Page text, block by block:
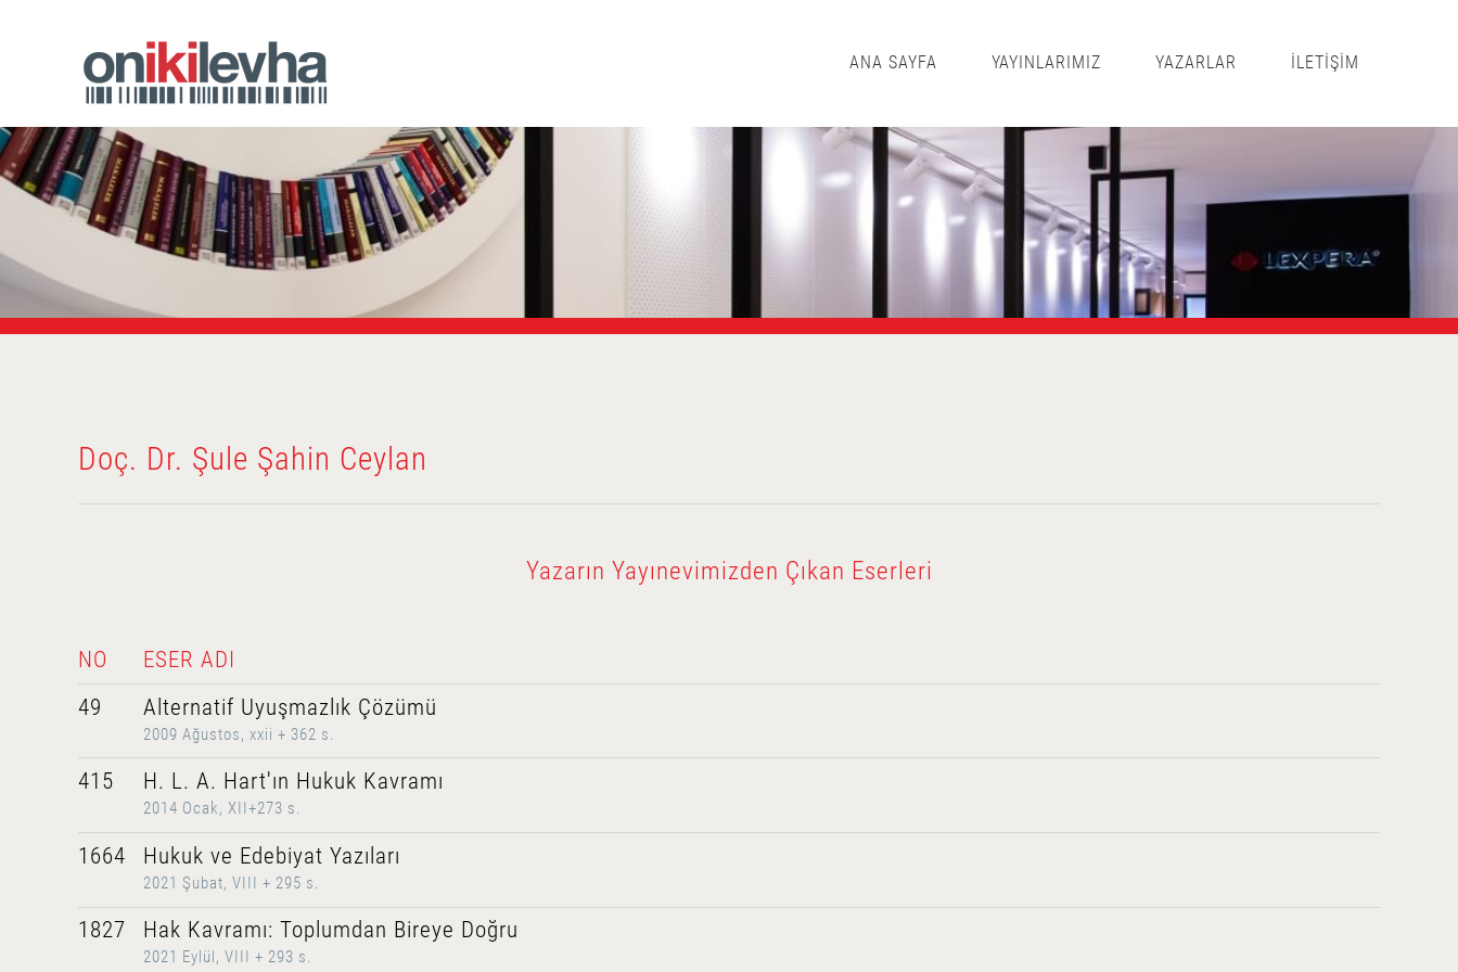
ANA SAYFA YAYINLARIMIZ YAZARLAR İLETİŞİM
Doç. Dr. Şule Şahin Ceylan
Yazarın Yayınevimizden Çıkan Eserleri
NO
ESER ADI
49
Alternatif Uyuşmazlık Çözümü
2009 Ağustos, xxii + 362 s.
415 H. L. A. Hart'ın Hukuk Kavramı
2014 Ocak, XII+273 s.
1664 Hukuk ve Edebiyat Yazıları
2021 Şubat, VIII + 295 s.
1827 Hak Kavramı: Toplumdan Bireye Doğru
2021 Eylül, VIII + 293 s.